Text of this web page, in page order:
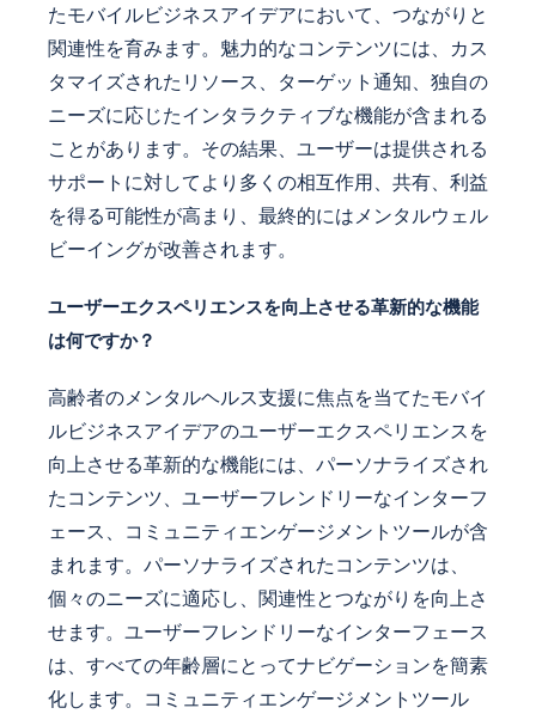
たモバイルビジネスアイデアにおいて、つながりと
関連性を育みます。魅力的なコンテンツには、カス
タマイズされたリソース、ターゲット通知、独自の
ニーズに応じたインタラクティブな機能が含まれる
ことがあります。その結果、ユーザーは提供される
サポートに対してより多くの相互作用、共有、利益
を得る可能性が高まり、最終的にはメンタルウェル
ビーイングが改善されます。
ユーザーエクスペリエンスを向上させる革新的な機能
は何ですか？
高齢者のメンタルヘルス支援に焦点を当てたモバイ
ルビジネスアイデアのユーザーエクスペリエンスを
向上させる革新的な機能には、パーソナライズされ
たコンテンツ、ユーザーフレンドリーなインターフ
ェース、コミュニティエンゲージメントツールが含
まれます。パーソナライズされたコンテンツは、
個々のニーズに適応し、関連性とつながりを向上さ
せます。ユーザーフレンドリーなインターフェース
は、すべての年齢層にとってナビゲーションを簡素
化します。コミュニティエンゲージメントツール